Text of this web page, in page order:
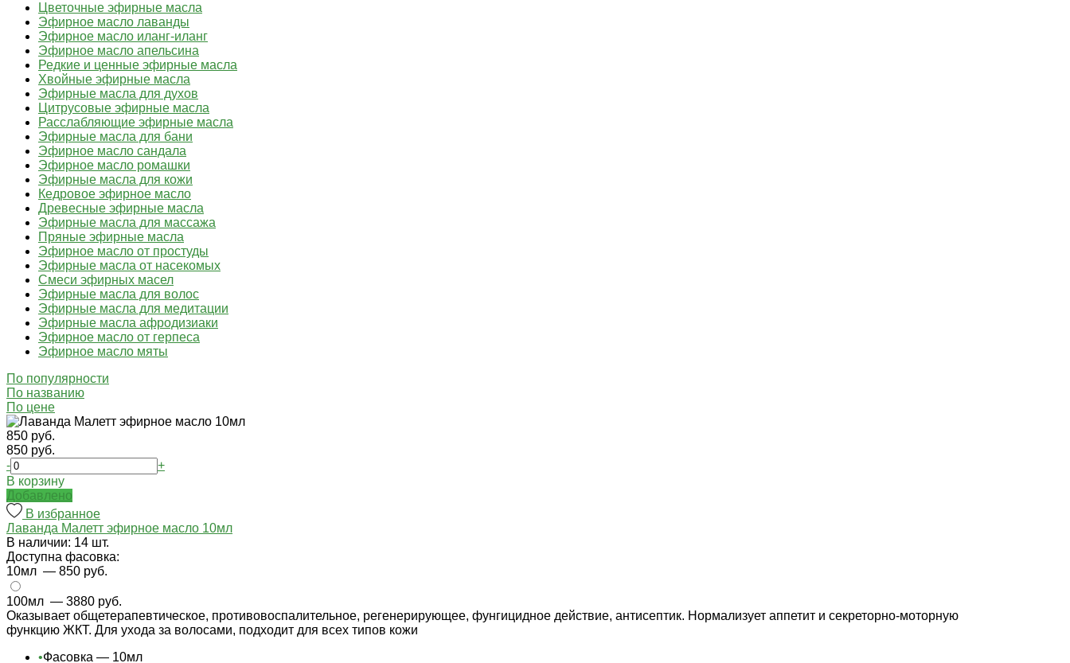
Цветочные эфирные масла
Эфирное масло лаванды
Эфирное масло иланг-иланг
Эфирное масло апельсина
Редкие и ценные эфирные масла
Хвойные эфирные масла
Эфирные масла для духов
Цитрусовые эфирные масла
Расслабляющие эфирные масла
Эфирные масла для бани
Эфирное масло сандала
Эфирное масло ромашки
Эфирные масла для кожи
Кедровое эфирное масло
Древесные эфирные масла
Эфирные масла для массажа
Пряные эфирные масла
Эфирное масло от простуды
Эфирные масла от насекомых
Смеси эфирных масел
Эфирные масла для волос
Эфирные масла для медитации
Эфирные масла афродизиаки
Эфирное масло от герпеса
Эфирное масло мяты
По популярности
По названию
По цене
850 руб.
850 руб.
-
+
В корзину
Добавлено
В избранное
Лаванда Малетт эфирное масло 10мл
В наличии: 14 шт.
Доступна фасовка:
10мл — 850 руб.
100мл — 3880 руб.
Оказывает общетерапевтическое, противовоспалительное, регенерирующее, фунгицидное действие, антисептик. Нормализует аппетит и секреторно-моторную
функцию ЖКТ. Для ухода за волосами, подходит для всех типов кожи
•Фасовка — 10мл